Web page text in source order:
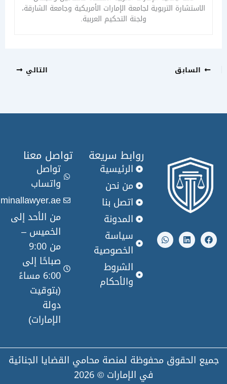
التربوية لجامعة الإمارات الأمريكية وجامعة الشارقة،
ولجنة التحكيم العربية.
n
k
h
a
روابط سريعة
الرئيسية
من نحن
اتصل بنا
المدونة
سياسة
الخصوصية
الشروط
والأحكام
تواصل معنا
واتساب
info@criminallawyer.ae
من الأحد إلى
الخميس –
صباحًا إلى
6:00 مساءً
محفوظة لمنصة محامي القضايا الجنائية
في الإمارات © 2026